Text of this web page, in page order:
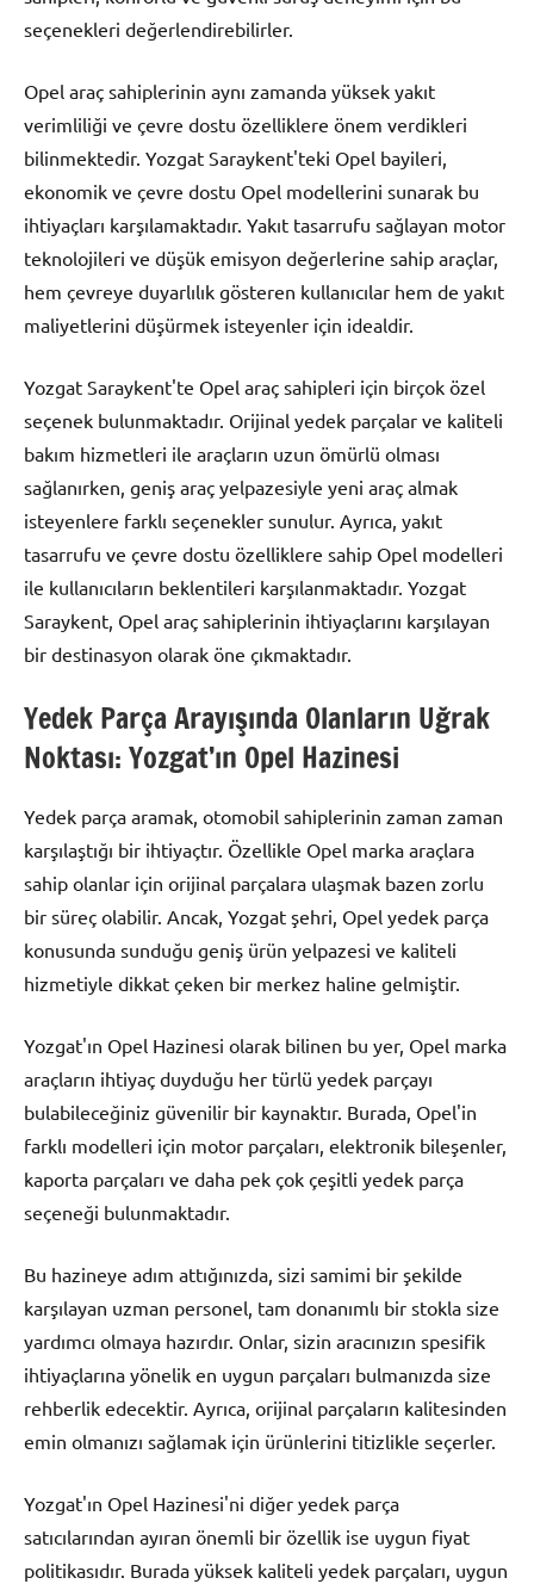
seçenekleri değerlendirebilirler.
Opel araç sahiplerinin aynı zamanda yüksek yakıt
verimliliği ve çevre dostu özelliklere önem verdikleri
bilinmektedir. Yozgat Saraykent'teki Opel bayileri,
ekonomik ve çevre dostu Opel modellerini sunarak bu
ihtiyaçları karşılamaktadır. Yakıt tasarrufu sağlayan motor
teknolojileri ve düşük emisyon değerlerine sahip araçlar,
hem çevreye duyarlılık gösteren kullanıcılar hem de yakıt
maliyetlerini düşürmek isteyenler için idealdir.
Yozgat Saraykent'te Opel araç sahipleri için birçok özel
seçenek bulunmaktadır. Orijinal yedek parçalar ve kaliteli
bakım hizmetleri ile araçların uzun ömürlü olması
sağlanırken, geniş araç yelpazesiyle yeni araç almak
isteyenlere farklı seçenekler sunulur. Ayrıca, yakıt
tasarrufu ve çevre dostu özelliklere sahip Opel modelleri
ile kullanıcıların beklentileri karşılanmaktadır. Yozgat
Saraykent, Opel araç sahiplerinin ihtiyaçlarını karşılayan
bir destinasyon olarak öne çıkmaktadır.
Yedek Parça Arayışında Olanların Uğrak
Noktası: Yozgat’ın Opel Hazinesi
Yedek parça aramak, otomobil sahiplerinin zaman zaman
karşılaştığı bir ihtiyaçtır. Özellikle Opel marka araçlara
sahip olanlar için orijinal parçalara ulaşmak bazen zorlu
bir süreç olabilir. Ancak, Yozgat şehri, Opel yedek parça
konusunda sunduğu geniş ürün yelpazesi ve kaliteli
hizmetiyle dikkat çeken bir merkez haline gelmiştir.
Yozgat'ın Opel Hazinesi olarak bilinen bu yer, Opel marka
araçların ihtiyaç duyduğu her türlü yedek parçayı
bulabileceğiniz güvenilir bir kaynaktır. Burada, Opel'in
farklı modelleri için motor parçaları, elektronik bileşenler,
kaporta parçaları ve daha pek çok çeşitli yedek parça
seçeneği bulunmaktadır.
Bu hazineye adım attığınızda, sizi samimi bir şekilde
karşılayan uzman personel, tam donanımlı bir stokla size
yardımcı olmaya hazırdır. Onlar, sizin aracınızın spesifik
ihtiyaçlarına yönelik en uygun parçaları bulmanızda size
rehberlik edecektir. Ayrıca, orijinal parçaların kalitesinden
emin olmanızı sağlamak için ürünlerini titizlikle seçerler.
Yozgat'ın Opel Hazinesi'ni diğer yedek parça
satıcılarından ayıran önemli bir özellik ise uygun fiyat
politikasıdır. Burada yüksek kaliteli yedek parçaları, uygun